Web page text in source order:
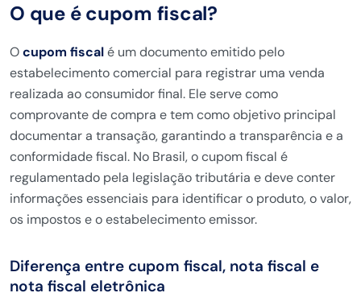
O que é cupom fiscal?
Ocupom fiscalé um documento emitido pelo
estabelecimento comercial para registrar uma venda
realizada ao consumidor final. Ele serve como
comprovante de compra e tem como objetivo principal
documentar a transação, garantindo a transparência e a
conformidade fiscal. No Brasil, o cupom fiscal é
regulamentado pela legislação tributária e deve conter
informações essenciais para identificar o produto, o valor,
os impostos e o estabelecimento emissor.
Diferença entre cupom fiscal, nota fiscal e
nota fiscal eletrônica